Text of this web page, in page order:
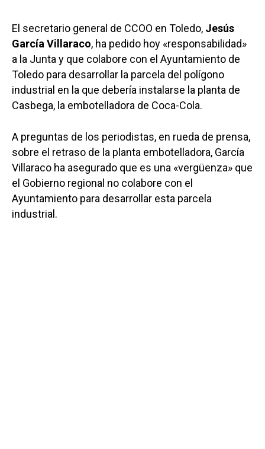
El secretario general de CCOO en Toledo, Jesús
García Villaraco, ha pedido hoy «responsabilidad»
a la Junta y que colabore con el Ayuntamiento de
Toledo para desarrollar la parcela del polígono
industrial en la que debería instalarse la planta de
Casbega, la embotelladora de Coca-Cola.
A preguntas de los periodistas, en rueda de prensa,
sobre el retraso de la planta embotelladora, García
Villaraco ha asegurado que es una «vergüenza» que
el Gobierno regional no colabore con el
Ayuntamiento para desarrollar esta parcela
industrial.